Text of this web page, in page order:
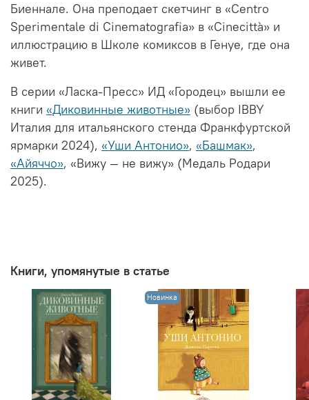
Биеннале. Она преподает скетчинг в «Centro
Sperimentale di Cinematografia» в «Cinecittà» и
иллюстрацию в Школе комиксов в Генуе, где она
живет.
В серии «Ласка-Пресс» ИД «Городец» вышли ее
книги «Диковинные животные» (выбор IBBY
Италия для итальянского стенда Франкфуртской
ярмарки 2024), «Уши Антонио», «Башмак»,
«Айяччо», «Вижу — не вижу» (Медаль Родари
2025).
Книги, упомянутые в статье
Новинка